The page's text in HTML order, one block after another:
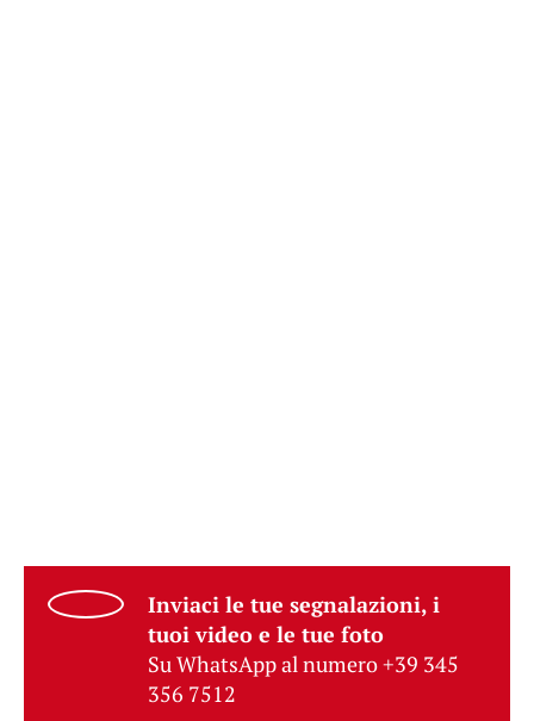
Inviaci le tue segnalazioni, i
tuoi video e le tue foto
Su WhatsApp al numero +39 345
356 7512